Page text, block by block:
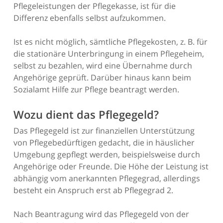
Pflegeleistungen der Pflegekasse, ist für die
Differenz ebenfalls selbst aufzukommen.
Ist es nicht möglich, sämtliche Pflegekosten, z. B. für
die stationäre Unterbringung in einem Pflegeheim,
selbst zu bezahlen, wird eine Übernahme durch
Angehörige geprüft. Darüber hinaus kann beim
Sozialamt Hilfe zur Pflege beantragt werden.
Wozu dient das Pflegegeld?
Das Pflegegeld ist zur finanziellen Unterstützung
von Pflegebedürftigen gedacht, die in häuslicher
Umgebung gepflegt werden, beispielsweise durch
Angehörige oder Freunde. Die Höhe der Leistung ist
abhängig vom anerkannten Pflegegrad, allerdings
besteht ein Anspruch erst ab Pflegegrad 2.
Nach Beantragung wird das Pflegegeld von der